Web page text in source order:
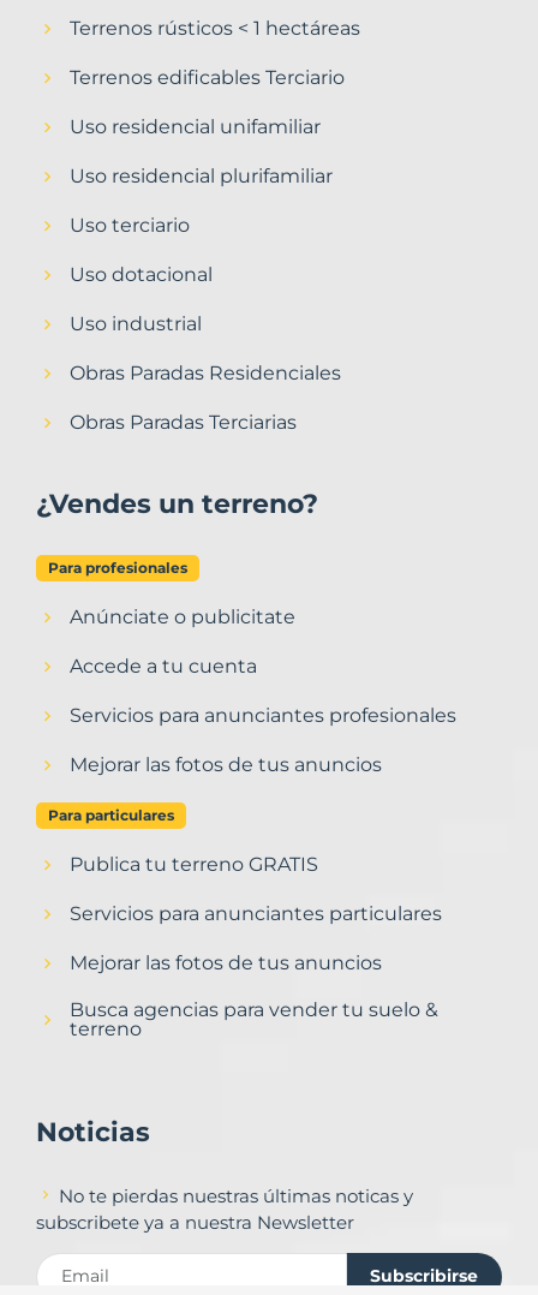
Terrenos rústicos < 1 hectáreas
Terrenos edificables Terciario
Uso residencial unifamiliar
Uso residencial plurifamiliar
Uso terciario
Uso dotacional
Uso industrial
Obras Paradas Residenciales
Obras Paradas Terciarias
¿Vendes un terreno?
Para profesionales
Anúnciate o publicitate
Accede a tu cuenta
Servicios para anunciantes profesionales
Mejorar las fotos de tus anuncios
Para particulares
Publica tu terreno GRATIS
Servicios para anunciantes particulares
Mejorar las fotos de tus anuncios
Busca agencias para vender tu suelo &
terreno
Noticias
No te pierdas nuestras últimas noticas y
subscribete ya a nuestra Newsletter
Subscribirse